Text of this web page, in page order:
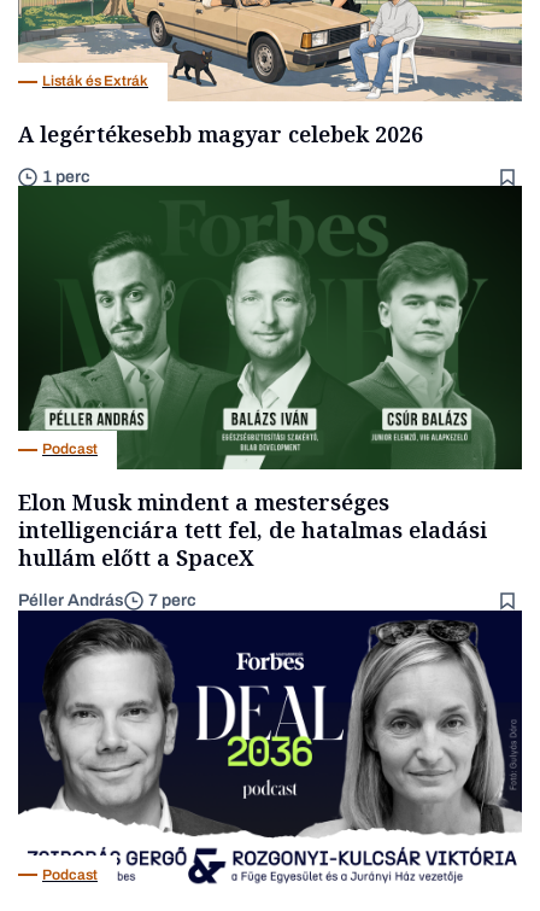
Listák és Extrák
A legértékesebb magyar celebek 2026
1 perc
Podcast
Elon Musk mindent a mesterséges
intelligenciára tett fel, de hatalmas eladási
hullám előtt a SpaceX
Péller András 7 perc
Podcast